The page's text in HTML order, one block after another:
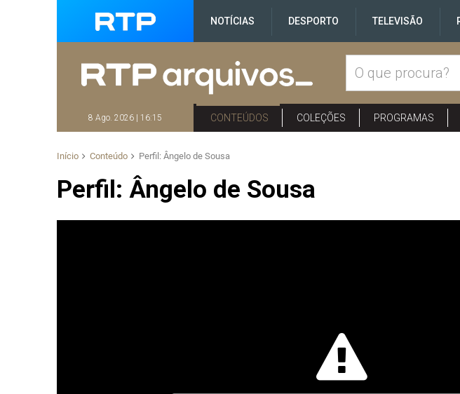
NOTÍCIAS DESPORTO TELEVISÃO
8 Ago. 2026 | 16:15 CONTEÚDOS COLEÇÕES PROGRAMAS
Início Conteúdo Perfil: Ângelo de Sousa
Perfil: Ângelo de Sousa